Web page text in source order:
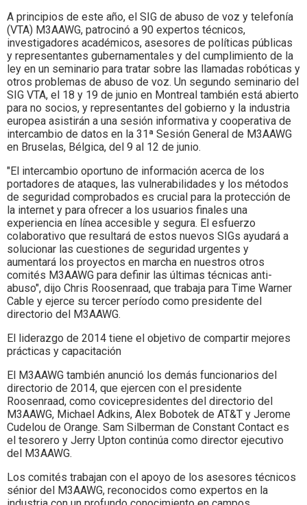
A principios de este año, el SIG de abuso de voz y telefonía
(VTA) M3AAWG, patrocinó a 90 expertos técnicos,
investigadores académicos, asesores de políticas públicas
y representantes gubernamentales y del cumplimiento de la
ley en un seminario para tratar sobre las llamadas robóticas y
otros problemas de abuso de voz. Un segundo seminario del
SIG VTA, el 18 y 19 de junio en Montreal también está abierto
para no socios, y representantes del gobierno y la industria
europea asistirán a una sesión informativa y cooperativa de
intercambio de datos en la 31ª Sesión General de M3AAWG
en Bruselas, Bélgica, del 9 al 12 de junio.
"El intercambio oportuno de información acerca de los
portadores de ataques, las vulnerabilidades y los métodos
de seguridad comprobados es crucial para la protección de
la internet y para ofrecer a los usuarios finales una
experiencia en línea accesible y segura. El esfuerzo
colaborativo que resultará de estos nuevos SIGs ayudará a
solucionar las cuestiones de seguridad urgentes y
aumentará los proyectos en marcha en nuestros otros
comités M3AAWG para definir las últimas técnicas anti-
abuso", dijo Chris Roosenraad, que trabaja para Time Warner
Cable y ejerce su tercer período como presidente del
directorio del M3AAWG.
El liderazgo de 2014 tiene el objetivo de compartir mejores
prácticas y capacitación
El M3AAWG también anunció los demás funcionarios del
directorio de 2014, que ejercen con el presidente
Roosenraad, como covicepresidentes del directorio del
M3AAWG, Michael Adkins, Alex Bobotek de AT&T y Jerome
Cudelou de Orange. Sam Silberman de Constant Contact es
el tesorero y Jerry Upton continúa como director ejecutivo
del M3AAWG.
Los comités trabajan con el apoyo de los asesores técnicos
sénior del M3AAWG, reconocidos como expertos en la